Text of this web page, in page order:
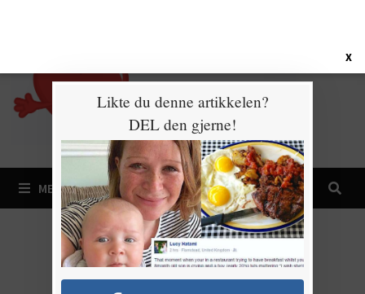
MENY
X
Likte du denne artikkelen?
DEL den gjerne!